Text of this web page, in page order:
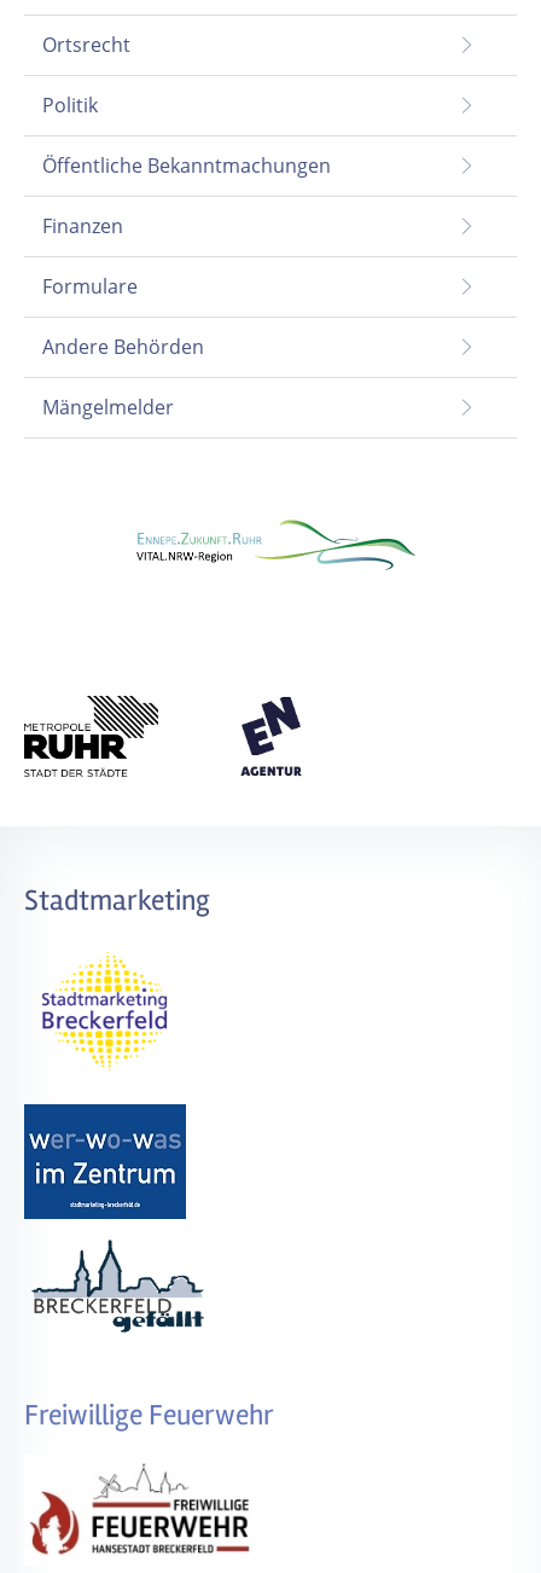
Ortsrecht
Politik
Öffentliche Bekanntmachungen
Finanzen
Formulare
Andere Behörden
Mängelmelder
Stadtmarketing
Freiwillige Feuerwehr